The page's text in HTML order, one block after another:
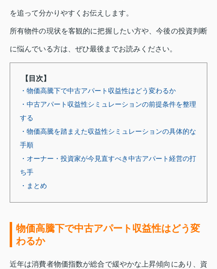
を追って分かりやすくお伝えします。
所有物件の現状を客観的に把握したい方や、今後の投資判断
に悩んでいる方は、ぜひ最後までお読みください。
【目次】
・物価高騰下で中古アパート収益性はどう変わるか
・中古アパート収益性シミュレーションの前提条件を整理
する
・物価高騰を踏まえた収益性シミュレーションの具体的な
手順
・オーナー・投資家が今見直すべき中古アパート経営の打
ち手
・まとめ
物価高騰下で中古アパート収益性はどう変
わるか
近年は消費者物価指数が総合で緩やかな上昇傾向にあり、資